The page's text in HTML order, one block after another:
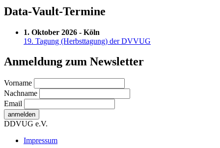
Data-Vault-Termine
1. Oktober 2026 - Köln
19. Tagung (Herbsttagung) der DVVUG
Anmeldung zum Newsletter
Vorname
Nachname
Email
DDVUG e.V.
Secondary
Impressum